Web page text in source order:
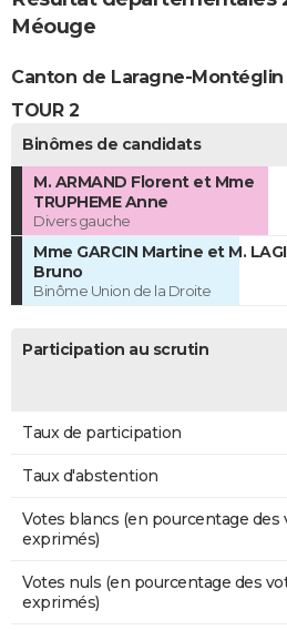
Méouge
Canton de Laragne-Montéglin
TOUR 2
Binômes de candidats
M. ARMAND Florent et Mme
TRUPHEME Anne
Divers gauche
Mme GARCIN Martine et M.
Bruno
Binôme Union de la Droite
Participation au scrutin
Taux de participation
Taux d'abstention
Votes blancs (en pourcentage des
exprimés)
Votes nuls (en pourcentage des
exprimés)